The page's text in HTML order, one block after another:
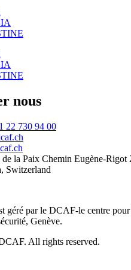
nous
22 730 94 00
la Paix Chemin Eugène-Rigot
Switzerland
géré par le DCAF-le centre
Genève.
All rights reserved.